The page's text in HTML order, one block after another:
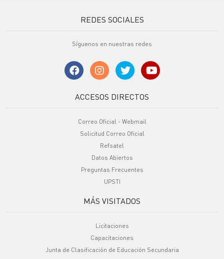
REDES SOCIALES
Síguenos en nuestras redes
ACCESOS DIRECTOS
Correo Oficial - Webmail
Solicitud Correo Oficial
Refsatel
Datos Abiertos
Preguntas Frecuentes
UPSTI
MÁS VISITADOS
Licitaciones
Capacitaciones
Junta de Clasificación de Educación Secundaria